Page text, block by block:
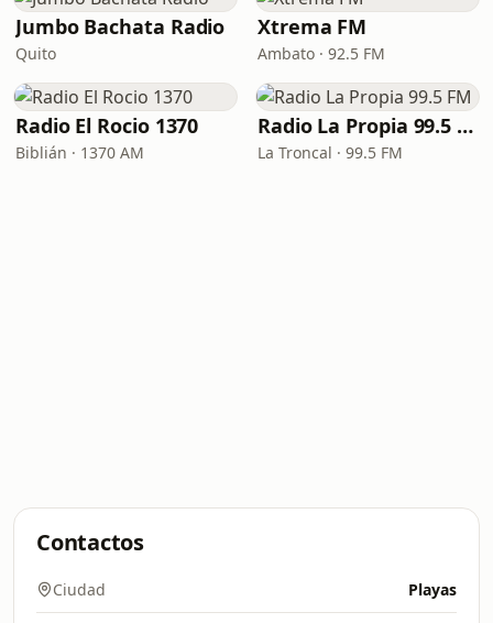
Jumbo Bachata Radio
Quito
Xtrema FM
Ambato · 92.5 FM
Radio El Rocio 1370
Biblián · 1370 AM
Radio La Propia 99.5 FM
La Troncal · 99.5 FM
Contactos
Ciudad Playas